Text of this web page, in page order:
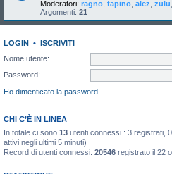
Moderatori: ragno tapino alez zulu
Argomenti: 21
LOGIN • ISCRIVITI
Nome utente:
Password:
Ho dimenticato la password
CHI C’È IN LINEA
In totale ci sono 13 utenti connessi : 3 registrati,
attivi negli ultimi 5 minuti)
Record di utenti connessi: 20546 registrato il 22